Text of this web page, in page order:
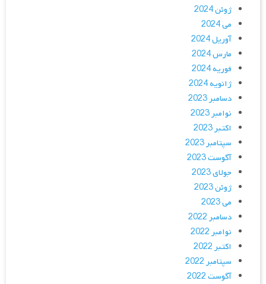
ژوئن 2024
می 2024
آوریل 2024
مارس 2024
فوریه 2024
ژانویه 2024
دسامبر 2023
نوامبر 2023
اکتبر 2023
سپتامبر 2023
آگوست 2023
جولای 2023
ژوئن 2023
می 2023
دسامبر 2022
نوامبر 2022
اکتبر 2022
سپتامبر 2022
آگوست 2022